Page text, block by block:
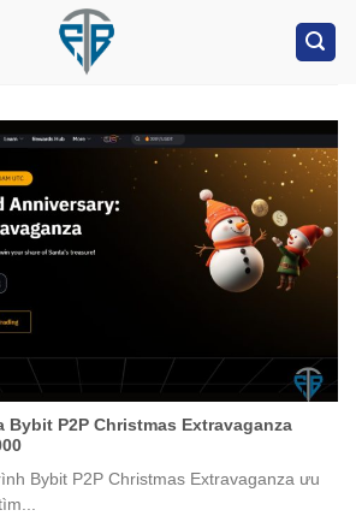
Bybit P2P Christmas Extravaganza
Bybit P2P Christmas Extravaganza ưu